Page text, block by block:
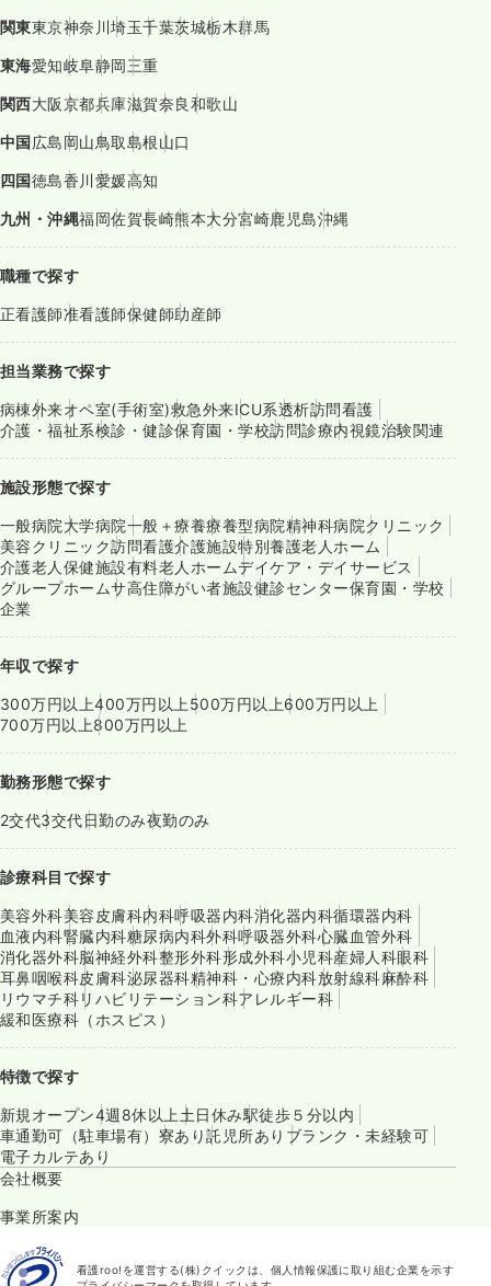
関東東京神奈川埼玉千葉茨城栃木群馬
東海愛知岐阜静岡三重
関西大阪京都兵庫滋賀奈良和歌山
中国広島岡山鳥取島根山口
四国徳島香川愛媛高知
九州・沖縄福岡佐賀長崎熊本大分宮崎鹿児島沖縄
職種で探す
正看護師准看護師保健師助産師
担当業務で探す
病棟外来オペ室(手術室)救急外来ICU系透析訪問看護
介護・福祉系検診・健診保育園・学校訪問診療内視鏡治験関連
施設形態で探す
一般病院大学病院一般＋療養療養型病院精神科病院クリニック
美容クリニック訪問看護介護施設特別養護老人ホーム
介護老人保健施設有料老人ホームデイケア・デイサービス
グループホームサ高住障がい者施設健診センター保育園・学校
企業
年収で探す
300万円以上400万円以上 500万円以上600万円以上
700万円以上800万円以上
勤務形態で探す
2交代3交代日勤のみ夜勤のみ
診療科目で探す
美容外科美容皮膚科内科呼吸器内科消化器内科循環器内科
血液内科腎臓内科糖尿病内科外科呼吸器外科心臓血管外科
消化器外科脳神経外科整形外科形成外科小児科産婦人科眼科
耳鼻咽喉科皮膚科泌尿器科精神科・心療内科放射線科麻酔科
リウマチ科リハビリテーション科アレルギー科
緩和医療科（ホスピス）
特徴で探す
新規オープン4週8休以上 土日休み駅徒歩５分以内
車通勤可（駐車場有） 寮あり託児所あり ブランク・未経験可
電子カルテあり
会社概要
事業所案内
看護roo!を運営する(株)クイックは、個人情報保護に取り組む企業を示す